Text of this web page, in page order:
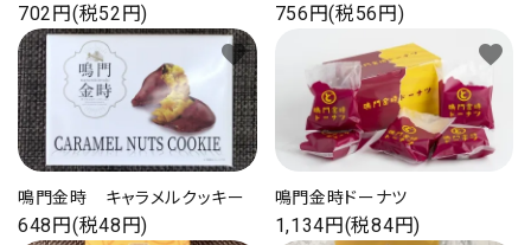
ACCOUNT MENU
ようこそ ゲスト 様
ログイン 新規会員登録
702円(税52円) 756円(税56円)
鳴門金時 キャラメルクッキー
648円(税48円)
favorite
鳴門金時ドーナツ
1,134円(税84円)
favorite